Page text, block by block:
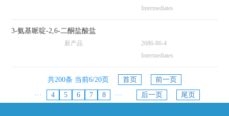
Intermediates
3-氨基哌啶-2,6-二酮盐酸盐
2686-86-4
新产品
Intermediates
共200条 当前6/20页 首页
前一页
···
4 5 6 7 8 ··· 后一页 尾页